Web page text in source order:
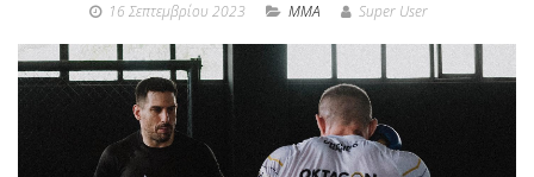
16 Σεπτεμβρίου 2023 MMA Super User